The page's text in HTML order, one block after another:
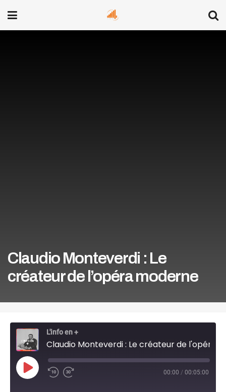
Claudio Monteverdi : Le
créateur de l’opéra moderne
L'info en +
Play
Episode
00:00 / 00:05:00